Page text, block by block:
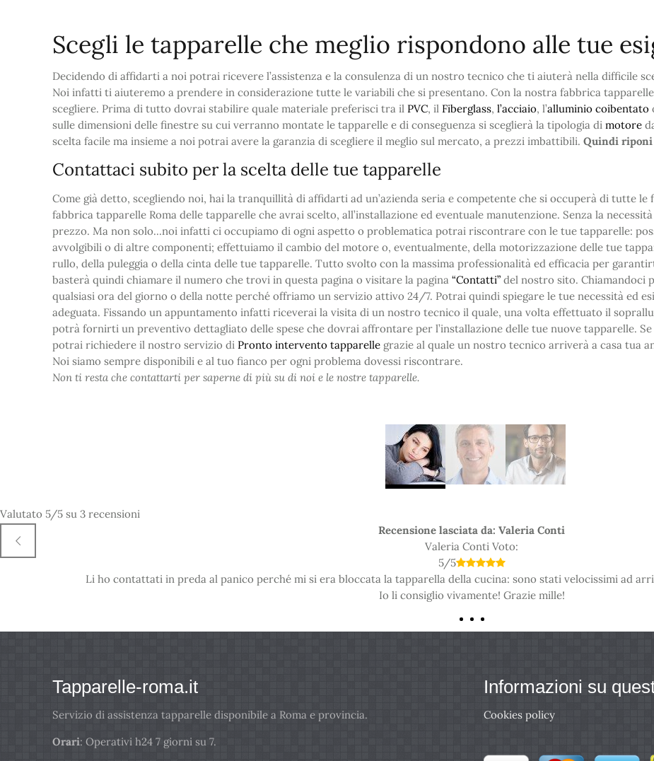
Scegli le tapparelle che meglio rispondono alle tue
Decidendo di affidarti a noi potrai ricevere l’assistenza e la consulenza di un nostro tecnico che ti aiuterà nella difficile
Noi infatti ti aiuteremo a prendere in considerazione tutte le variabili che si presentano. Con la nostra fabbrica
scegliere. Prima di tutto dovrai stabilire quale materiale preferisci tra il PVC, il Fiberglass,l’acciaio, l’alluminio coibentato
sulle dimensioni delle finestre su cui verranno montate le tapparelle e di conseguenza si sceglierà la tipologia dimotore
scelta facile ma insieme a noi potrai avere la garanzia di scegliere il meglio sul mercato, a prezzi imbattibili.Quindi riponi
Contattaci subito per la scelta delle tue tapparelle
Come già detto, scegliendo noi, hai la tranquillità di affidarti ad un’azienda seria e competente che si occuperà di tutte
fabbrica tapparelle Roma delle tapparelle che avrai scelto, all’installazione ed eventuale manutenzione. Senza la
prezzo. Ma non solo...noi infatti ci occupiamo di ogni aspetto o problematica potrai riscontrare con le tue tapparelle:
avvolgibili o di altre componenti; effettuiamo il cambio del motore o, eventualmente, della motorizzazione delle tue
rullo, della puleggia o della cinta delle tue tapparelle. Tutto svolto con la massima professionalità ed efficacia per
basterà quindi chiamare il numero che trovi in questa pagina o visitare la pagina“Contatti” del nostro sito. Chiamandoci
qualsiasi ora del giorno o della notte perché offriamo un servizio attivo 24/7. Potrai quindi spiegare le tue necessità ed
adeguata. Fissando un appuntamento infatti riceverai la visita di un nostro tecnico il quale, una volta effettuato il
potrà fornirti un preventivo dettagliato delle spese che dovrai affrontare per l’installazione delle tue nuove tapparelle. Se
potrai richiedere il nostro servizio di Pronto intervento tapparelle grazie al quale un nostro tecnico arriverà a casa tua
Noi siamo sempre disponibili e al tuo fianco per ogni problema dovessi riscontrare.
Non ti resta che contattarti per saperne di più su di noi e le nostre tapparelle.
Valutato 5/5 su 3 recensioni
Recensione lasciata da: Valeria Conti
Valeria Conti Voto:
5/5
Li ho contattati in preda al panico perché mi si era bloccata la tapparella della cucina: sono stati velocissimi ad
Io li consiglio vivamente! Grazie mille!
Tapparelle-roma.it
Servizio di assistenza tapparelle disponibile a Roma e provincia.
Orari: Operativi h24 7 giorni su 7.
Informazioni su
Cookies policy